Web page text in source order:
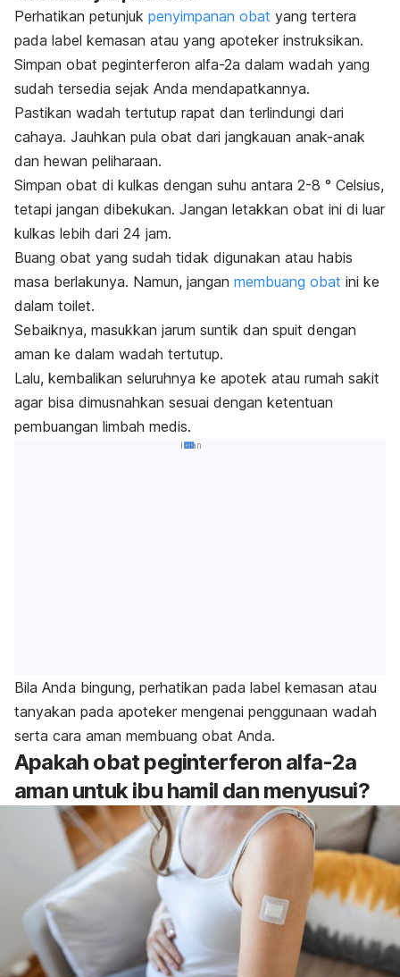
Perhatikan petunjuk penyimpanan obat yang tertera
pada label kemasan atau yang apoteker instruksikan.
Simpan obat peginterferon alfa-2a dalam wadah yang
sudah tersedia sejak Anda mendapatkannya.
Pastikan wadah tertutup rapat dan terlindungi dari
cahaya. Jauhkan pula obat dari jangkauan anak-anak
dan hewan peliharaan.
Simpan obat di kulkas dengan suhu antara 2-8 ° Celsius,
tetapi jangan dibekukan. Jangan letakkan obat ini di luar
kulkas lebih dari 24 jam.
Buang obat yang sudah tidak digunakan atau habis
masa berlakunya. Namun, jangan membuang obat ini ke
dalam toilet.
Sebaiknya, masukkan jarum suntik dan spuit dengan
aman ke dalam wadah tertutup.
Lalu, kembalikan seluruhnya ke apotek atau rumah sakit
agar bisa dimusnahkan sesuai dengan ketentuan
pembuangan limbah medis.
Iklan
Bila Anda bingung, perhatikan pada label kemasan atau
tanyakan pada apoteker mengenai penggunaan wadah
serta cara aman membuang obat Anda.
Apakah obatpeginterferon alfa-2a
aman untuk ibu hamil dan menyusui?